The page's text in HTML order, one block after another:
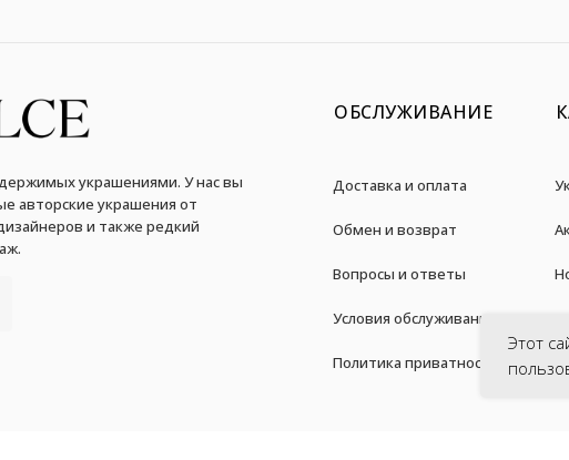
ОБСЛУЖИВАНИЕ
Доставка и оплата
Обмен и возврат
Вопросы и ответы
Условия обслуживания
Политика приватности
украшениями. У нас вы
авторские украшения от
и также редкий
Этот